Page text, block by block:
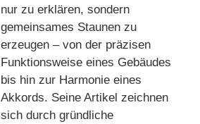
nur zu erklären, sondern
gemeinsames Staunen zu
erzeugen – von der präzisen
Funktionsweise eines Gebäudes
bis hin zur Harmonie eines
Akkords. Seine Artikel zeichnen
sich durch gründliche